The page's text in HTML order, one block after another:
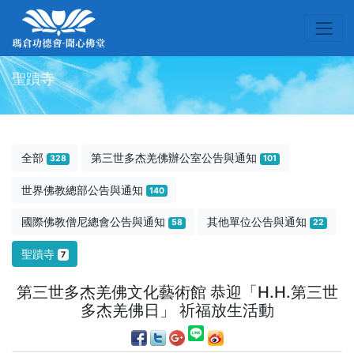
聖蹟寺
全部 328 第三世多杰羌佛辦公室公告與通知 101
世界佛教總部公告與通知 140
國際佛教僧尼總會公告與通知 58 其他單位公告與通知 22
聖蹟寺 7
第三世多杰羌佛文化藝術館 恭迎「H.H.第三世
多杰羌佛日」 祈福放生活動